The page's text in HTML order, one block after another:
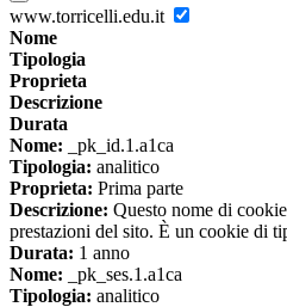
www.torricelli.edu.it
Nome
Tipologia
Proprieta
Descrizione
Durata
Nome: _pk_id.1.a1ca
Tipologia: analitico
Proprieta: Prima parte
Descrizione: Questo nome di
prestazioni del sito. È un cookie di
Durata: 1 anno
Nome: _pk_ses.1.a1ca
Tipologia: analitico